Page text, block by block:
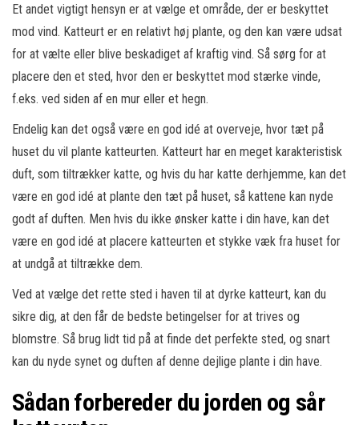
Et andet vigtigt hensyn er at vælge et område, der er beskyttet
mod vind. Katteurt er en relativt høj plante, og den kan være udsat
for at vælte eller blive beskadiget af kraftig vind. Så sørg for at
placere den et sted, hvor den er beskyttet mod stærke vinde,
f.eks. ved siden af en mur eller et hegn.
Endelig kan det også være en god idé at overveje, hvor tæt på
huset du vil plante katteurten. Katteurt har en meget karakteristisk
duft, som tiltrækker katte, og hvis du har katte derhjemme, kan det
være en god idé at plante den tæt på huset, så kattene kan nyde
godt af duften. Men hvis du ikke ønsker katte i din have, kan det
være en god idé at placere katteurten et stykke væk fra huset for
at undgå at tiltrække dem.
Ved at vælge det rette sted i haven til at dyrke katteurt, kan du
sikre dig, at den får de bedste betingelser for at trives og
blomstre. Så brug lidt tid på at finde det perfekte sted, og snart
kan du nyde synet og duften af denne dejlige plante i din have.
Sådan forbereder du jorden og sår